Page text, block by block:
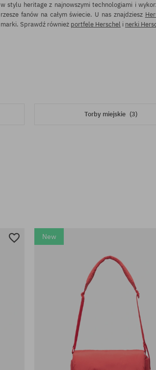
w stylu heritage z najnowszymi technologiami i
rzesze fanów na całym świecie. U nas znajdziesz
marki. Sprawdź również portfele Herschel i nerki
Torby miejskie (3)
New